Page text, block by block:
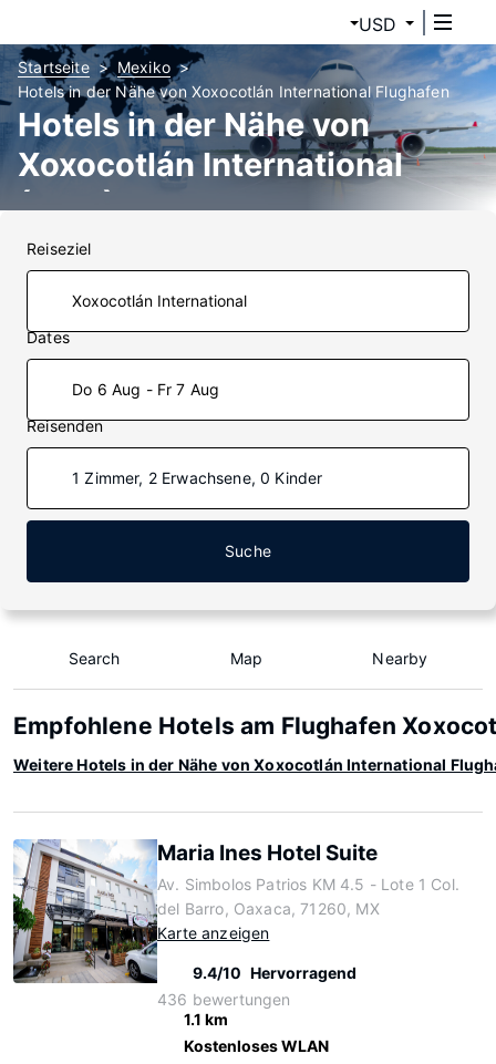
USD
Startseite
Mexiko
Hotels in der Nähe von Xoxocotlán International Flughafen
Hotels in der Nähe von
Xoxocotlán International
(OAX)
Reiseziel
Dates
Do 6 Aug - Fr 7 Aug
Reisenden
1 Zimmer, 2 Erwachsene, 0 Kinder
Suche
Search Map Nearby
Empfohlene Hotels am Flughafen
Weitere Hotels in der Nähe von Xoxocotlán International
Maria Ines Hotel Suite
Av. Simbolos Patrios KM 4.5 - Lote 1 Col.
del Barro, Oaxaca, 71260, MX
Karte anzeigen
9.4/10 Hervorragend
436 bewertungen
1.1 km
Kostenloses WLAN